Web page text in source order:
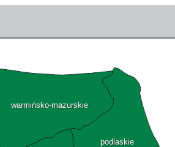
warmińsko-mazurskie
podlaskie